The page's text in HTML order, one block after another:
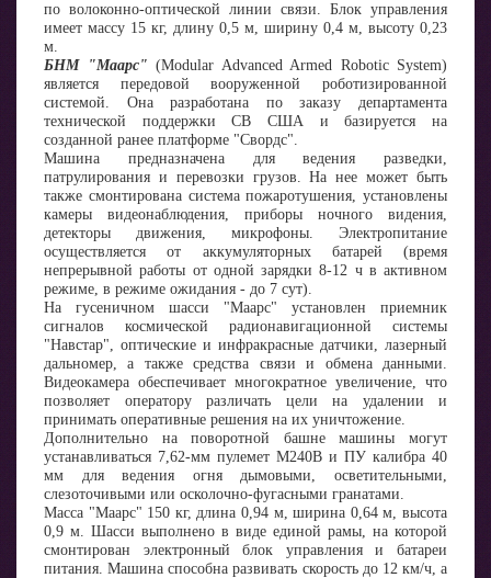
по волоконно-оптической линии связи. Блок управления
имеет массу 15 кг, длину 0,5 м, ширину 0,4 м, высоту 0,23
м.
БНМ "Маарс" (Modular Advanced Armed Robotic System)
является передовой вооруженной роботизированной
системой. Она разработана по заказу департамента
технической поддержки СВ США и базируется на
созданной ранее платформе "Свордс".
Машина предназначена для ведения разведки,
патрулирования и перевозки грузов. На нее может быть
также смонтирована система пожаротушения, установлены
камеры видеонаблюдения, приборы ночного видения,
детекторы движения, микрофоны. Электропитание
осуществляется от аккумуляторных батарей (время
непрерывной работы от одной зарядки 8-12 ч в активном
режиме, в режиме ожидания - до 7 сут).
На гусеничном шасси "Маарс" установлен приемник
сигналов космической радионавигационной системы
"Навстар", оптические и инфракрасные датчики, лазерный
дальномер, а также средства связи и обмена данными.
Видеокамера обеспечивает многократное увеличение, что
позволяет оператору различать цели на удалении и
принимать оперативные решения на их уничтожение.
Дополнительно на поворотной башне машины могут
устанавливаться 7,62-мм пулемет М240В и ПУ калибра 40
мм для ведения огня дымовыми, осветительными,
слезоточивыми или осколочно-фугасными гранатами.
Масса "Маарс" 150 кг, длина 0,94 м, ширина 0,64 м, высота
0,9 м. Шасси выполнено в виде единой рамы, на которой
смонтирован электронный блок управления и батареи
питания. Машина способна развивать скорость до 12 км/ч, а